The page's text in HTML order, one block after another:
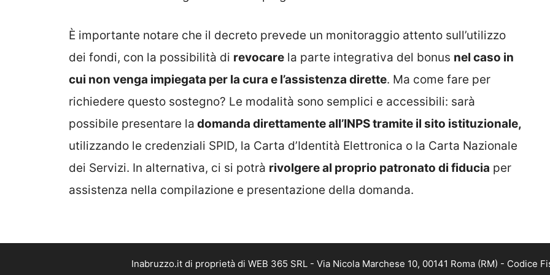
È importante notare che il decreto prevede un monitoraggio attento sull’utilizzo
dei fondi, con la possibilità di revocare la parte integrativa del bonus nel caso in
cui non venga impiegata per la cura e l’assistenza dirette. Ma come fare per
richiedere questo sostegno? Le modalità sono semplici e accessibili: sarà
possibile presentare la domanda direttamente all’INPS tramite il sito istituzionale,
utilizzando le credenziali SPID, la Carta d’Identità Elettronica o la Carta Nazionale
dei Servizi. In alternativa, ci si potrà rivolgere al proprio patronato di fiducia per
assistenza nella compilazione e presentazione della domanda.
Inabruzzo.it di proprietà di WEB 365 SRL - Via Nicola Marchese 10, 00141 Roma (RM) - Codice